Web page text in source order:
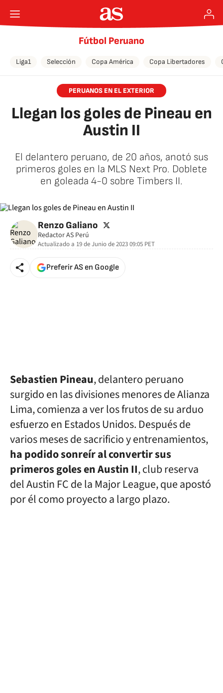
Fútbol Peruano
Liga1 Selección Copa América Copa Libertadores
PERUANOS EN EL EXTERIOR
Llegan los goles de Pineau en
Austin II
El delantero peruano, de 20 años, anotó sus
primeros goles en la MLS Next Pro. Doblete
en goleada 4-0 sobre Timbers II.
Renzo Galiano twitter
Redactor AS Perú
Actualizado a 19 de Junio de 2023 09:05 PET
Preferir AS en Google
Sebastien Pineau, delantero peruano
surgido en las divisiones menores de Alianza
Lima, comienza a ver los frutos de su arduo
esfuerzo en Estados Unidos. Después de
varios meses de sacrificio y entrenamientos,
ha podido sonreír al convertir sus
primeros goles en Austin II, club reserva
del Austin FC de la Major League, que apostó
por él como proyecto a largo plazo.